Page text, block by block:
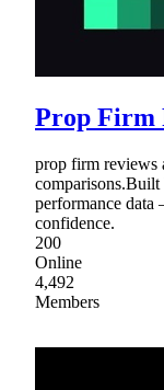
Prop Firm
prop firm reviews
comparisons.Built
performance
confidence.
200
Online
4,492
Members